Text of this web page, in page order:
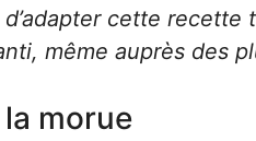
cette
même auprès des
morue